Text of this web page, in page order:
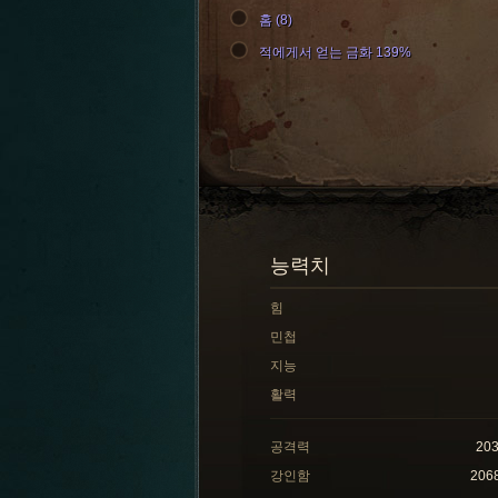
홈 (8)
적에게서 얻는 금화 139%
능력치
힘
민첩
지능
활력
공격력
강인함